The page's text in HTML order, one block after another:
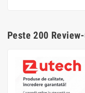
Peste 200